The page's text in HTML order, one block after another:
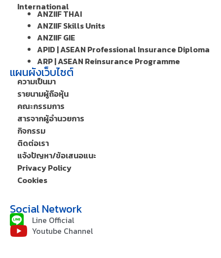
International
ANZIIF THAI
ANZIIF Skills Units
ANZIIF GIE
APID | ASEAN Professional Insurance Diploma
ARP | ASEAN Reinsurance Programme
แผนผังเว็บไซต์
ความเป็นมา
รายนามผู้ถือหุ้น
คณะกรรมการ
สารจากผู้อำนวยการ
กิจกรรม
ติดต่อเรา
แจ้งปัญหา/ข้อเสนอแนะ
Privacy Policy
Cookies
Social Network
Line Official
Youtube Channel